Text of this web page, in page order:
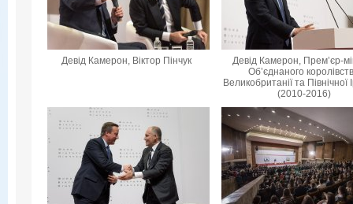
Девід Камерон, Віктор Пінчук
Девід Камерон, Прем’єр-
Об’єднаного
Великобританії та Північної
(2010-2016)